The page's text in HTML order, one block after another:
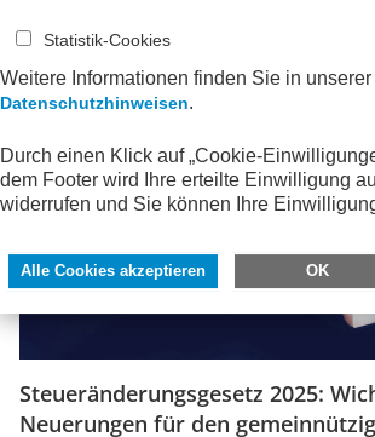
Steueränderungsgesetz 2025:
Neuerungen für den
Statistik-Cookies
Weitere Informationen finden Sie in unserer
Datenschutzhinweisen.
Durch einen Klick auf „Cookie-
dem Footer wird Ihre erteilte Einwilligung
widerrufen und Sie können Ihre
Alle Cookies akzeptieren OK